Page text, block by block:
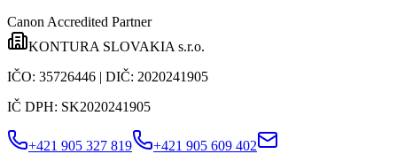
Canon Accredited Partner
KONTURA SLOVAKIA s.r.o.
IČO: 35726446 | DIČ: 2020241905
IČ DPH: SK2020241905
+421 905 327 819
+421 905 609 402